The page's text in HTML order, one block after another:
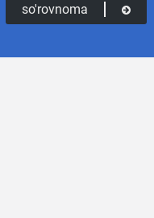
so'rovnoma